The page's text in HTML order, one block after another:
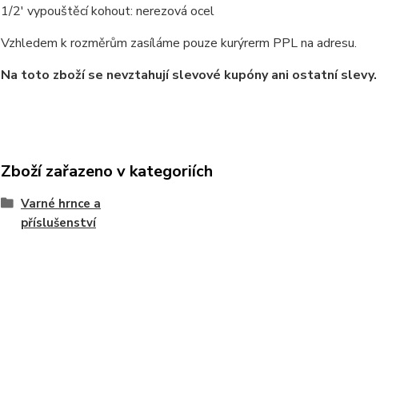
1/2' vypouštěcí kohout: nerezová ocel
Vzhledem k rozměrům zasíláme pouze kurýrerm PPL na adresu.
Na toto zboží se nevztahují slevové kupóny ani ostatní slevy.
Zboží zařazeno v kategoriích
Varné hrnce a
příslušenství